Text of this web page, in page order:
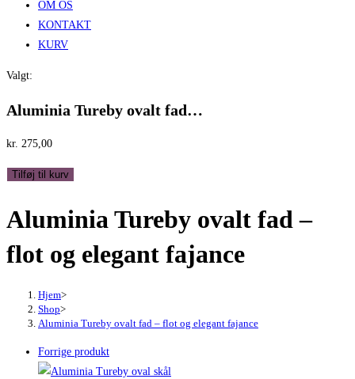
OM OS
KONTAKT
KURV
Valgt:
Aluminia Tureby ovalt fad…
kr. 275,00
Aluminia
ovalt
-
elegant
antal
Tilføj til kurv
Aluminia Tureby ovalt fad –
flot og elegant fajance
Hjem>
Shop>
Aluminia Tureby ovalt fad – flot og elegant fajance
Forrige produkt